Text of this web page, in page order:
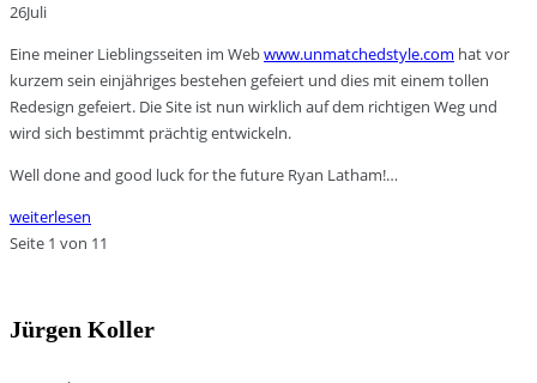
26Juli
Eine meiner Lieblingsseiten im Webwww.unmatchedstyle.com hat vor
kurzem sein einjähriges bestehen gefeiert und dies mit einem tollen
Redesign gefeiert. Die Site ist nun wirklich auf dem richtigen Weg und
wird sich bestimmt prächtig entwickeln.
Well done and good luck for the future Ryan Latham!…
weiterlesen
Seite 1 von 11
Jürgen Koller